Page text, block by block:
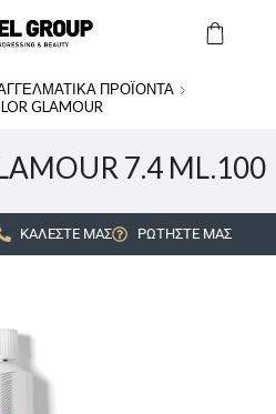
ΠΡΟΪΟΝΤΑ
GLAMOUR
7.4 ML.100
ΚΑΛΕΣΤΕ ΜΑΣ ΡΩΤΗΣΤΕ ΜΑΣ